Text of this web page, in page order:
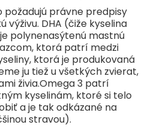
požadujú právne predpisy
výživu. DHA (čiže kyselina
polynenasýtenú mastnú
ktorá patrí medzi
ktorá je produkovaná
ju tiež u všetkých zvierat,
živia.Omega 3 patrí
kyselinám, ktoré si telo
a je tak odkázané na
stravou).